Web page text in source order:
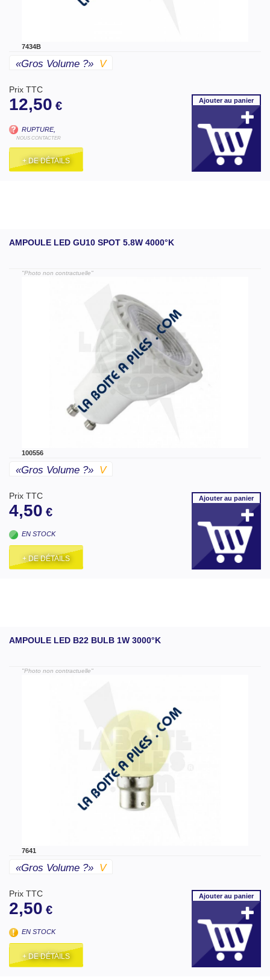
7434B
«gros Volume ?» V
Prix TTC
12,50 €
RUPTURE,
NOUS CONTACTER
+ DE DÉTAILS
Ajouterau panier
AMPOULE LED GU10 SPOT 5.8W 4000°K
"Photo non contractuelle"
100556
«gros Volume ?» V
Prix TTC
4,50 €
EN STOCK
+ DE DÉTAILS
Ajouterau panier
AMPOULE LED B22 BULB 1W 3000°K
"Photo non contractuelle"
7641
«gros Volume ?» V
Prix TTC
2,50 €
EN STOCK
+ DE DÉTAILS
Ajouterau panier